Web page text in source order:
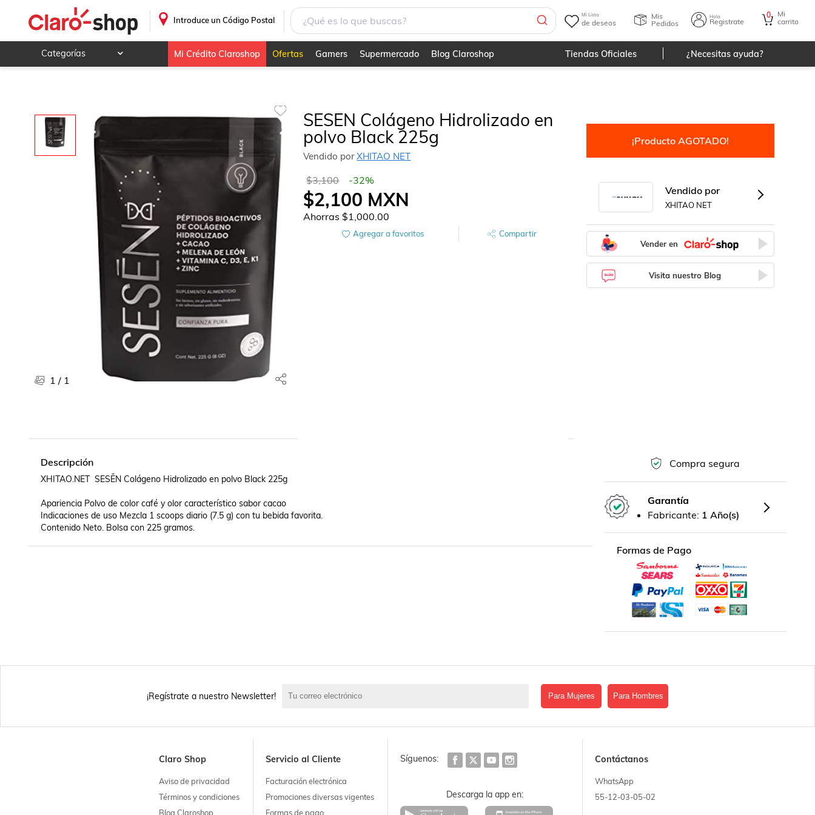
Introduce un Código Postal
Mi Lista
de deseos
Mis
Pedidos
Hola
Registrate
0
Mi
carrito
Categorías
Hogar y jardín
Deportes y ocio
Animales y mascotas
Ferretería y autos
Ropa, calzado y accesorios
Salud, belleza y cuidado personal
Libros, revistas y comics
Películas, series de tv y música
Mi Crédito Claroshop Ofertas Gamers Supermercado Blog Claroshop Tiendas Oficiales ¿Necesitas ayuda?
1 / 1
SESEN Colágeno Hidrolizado en
polvo Black 225g
Vendido porXHITAO NET
$3,100 -32%
$2,100 MXN
Ahorras$1,000.00
Agregar a favoritos Compartir
¡Producto AGOTADO!
Vendido por
XHITAO NET
Vender en
Visita nuestro Blog
Descripción
XHITAO.NET  SESĒN Colágeno Hidrolizado en polvo Black 225g
Apariencia Polvo de color café y olor característico sabor cacao
Indicaciones de uso Mezcla 1 scoops diario (7.5 g) con tu bebida favorita.
Contenido Neto. Bolsa con 225 gramos.
Compra segura
Garantía
Fabricante: 1 Año(s)
Formas de Pago
¡Regístrate a nuestro Newsletter! Para Mujeres Para Hombres
Claro Shop
Aviso de privacidad
Términos y condiciones
Blog Claroshop
Servicio al Cliente
Facturación electrónica
Promociones diversas vigentes
Formas de pago
Síguenos:
Descarga la app en:
Contáctanos
WhatsApp
55-12-03-05-02